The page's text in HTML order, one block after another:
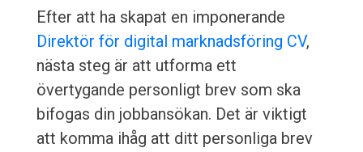
Efter att ha skapat en imponerande
Direktör för digital marknadsföring CV,
nästa steg är att utforma ett
övertygande personligt brev som ska
bifogas din jobbansökan. Det är viktigt
att komma ihåg att ditt personliga brev